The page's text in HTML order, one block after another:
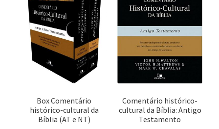
Autores -
Bryan Chapell
Christopher J.H. Wright
David Helm
David L. Larsen
Box Comentário
histórico-cultural da
Bíblia (AT e NT)
Comentário histórico-
cultural da Bíblia: Antigo
Testamento